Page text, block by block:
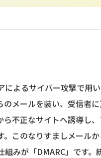
よるサイバー攻撃で用
メールを装い、受信者
不正なサイトへ誘導し
このなりすましメール
みが「DMARC」です。